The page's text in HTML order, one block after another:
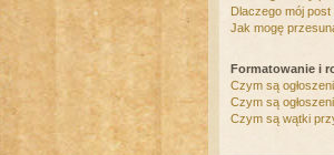
Dlaczego mój
Jak mogę
Formatowanie i
Czym są
Czym są
Czym są wątki